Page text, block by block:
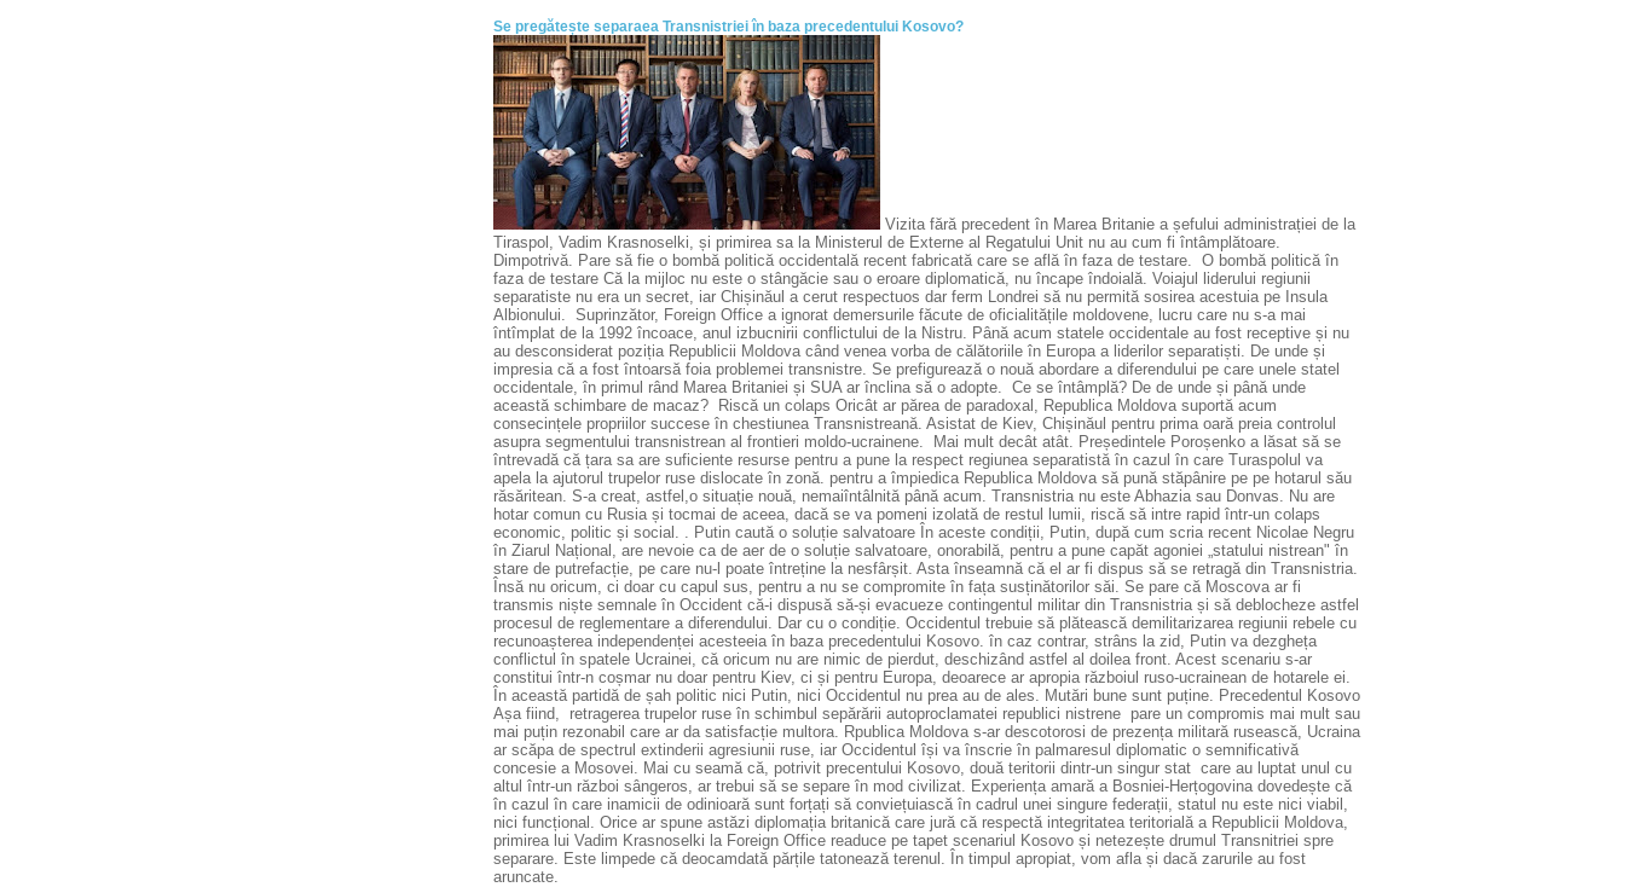
Se pregătește separaea Transnistriei în baza precedentului Kosovo?
Vizita fără precedent în Marea Britanie a șefului administrației de la
Tiraspol, Vadim Krasnoselki, și primirea sa la Ministerul de Externe al Regatului Unit nu au cum fi întâmplătoare.
Dimpotrivă. Pare să fie o bombă politică occidentală recent fabricată care se află în faza de testare. O bombă politică în
faza de testare Că la mijloc nu este o stângăcie sau o eroare diplomatică, nu încape îndoială. Voiajul liderului regiunii
separatiste nu era un secret, iar Chișinăul a cerut respectuos dar ferm Londrei să nu permită sosirea acestuia pe Insula
Albionului. Suprinzător, Foreign Office a ignorat demersurile făcute de oficialitățile moldovene, lucru care nu s-a mai
întîmplat de la 1992 încoace, anul izbucnirii conflictului de la Nistru. Până acum statele occidentale au fost receptive și nu
au desconsiderat poziția Republicii Moldova când venea vorba de călătoriile în Europa a liderilor separatiști. De unde și
impresia că a fost întoarsă foia problemei transnistre. Se prefigurează o nouă abordare a diferendului pe care unele statel
occidentale, în primul rând Marea Britaniei și SUA ar înclina să o adopte. Ce se întâmplă? De de unde și până unde
această schimbare de macaz? Riscă un colaps Oricât ar părea de paradoxal, Republica Moldova suportă acum
consecințele propriilor succese în chestiunea Transnistreană. Asistat de Kiev, Chișinăul pentru prima oară preia controlul
asupra segmentului transnistrean al frontieri moldo-ucrainene. Mai mult decât atât. Președintele Poroșenko a lăsat să se
întrevadă că țara sa are suficiente resurse pentru a pune la respect regiunea separatistă în cazul în care Turaspolul va
apela la ajutorul trupelor ruse dislocate în zonă. pentru a împiedica Republica Moldova să pună stăpânire pe pe hotarul său
răsăritean. S-a creat, astfel,o situație nouă, nemaiîntâlnită până acum. Transnistria nu este Abhazia sau Donvas. Nu are
hotar comun cu Rusia și tocmai de aceea, dacă se va pomeni izolată de restul lumii, riscă să intre rapid într-un colaps
economic, politic și social. . Putin caută o soluție salvatoare În aceste condiții, Putin, după cum scria recent Nicolae Negru
în Ziarul Național, are nevoie ca de aer de o soluție salvatoare, onorabilă, pentru a pune capăt agoniei „statului nistrean" în
stare de putrefacție, pe care nu-l poate întreține la nesfârșit. Asta înseamnă că el ar fi dispus să se retragă din Transnistria.
Însă nu oricum, ci doar cu capul sus, pentru a nu se compromite în fața susținătorilor săi. Se pare că Moscova ar fi
transmis niște semnale în Occident că-i dispusă să-și evacueze contingentul militar din Transnistria și să deblocheze astfel
procesul de reglementare a diferendului. Dar cu o condiție. Occidentul trebuie să plătească demilitarizarea regiunii rebele cu
recunoașterea independenței acesteeia în baza precedentului Kosovo. în caz contrar, strâns la zid, Putin va dezgheța
conflictul în spatele Ucrainei, că oricum nu are nimic de pierdut, deschizând astfel al doilea front. Acest scenariu s-ar
constitui într-n coșmar nu doar pentru Kiev, ci și pentru Europa, deoarece ar apropia războiul ruso-ucrainean de hotarele ei.
În această partidă de șah politic nici Putin, nici Occidentul nu prea au de ales. Mutări bune sunt puține. Precedentul Kosovo
Așa fiind, retragerea trupelor ruse în schimbul sepărării autoproclamatei republici nistrene pare un compromis mai mult sau
mai puțin rezonabil care ar da satisfacție multora. Rpublica Moldova s-ar descotorosi de prezența militară rusească, Ucraina
ar scăpa de spectrul extinderii agresiunii ruse, iar Occidentul își va înscrie în palmaresul diplomatic o semnificativă
concesie a Mosovei. Mai cu seamă că, potrivit precentului Kosovo, două teritorii dintr-un singur stat care au luptat unul cu
altul într-un război sângeros, ar trebui să se separe în mod civilizat. Experiența amară a Bosniei-Herțogovina dovedește că
în cazul în care inamicii de odinioară sunt forțați să conviețuiască în cadrul unei singure federații, statul nu este nici viabil,
nici funcțional. Orice ar spune astăzi diplomația britanică care jură că respectă integritatea teritorială a Republicii Moldova,
primirea lui Vadim Krasnoselki la Foreign Office readuce pe tapet scenariul Kosovo și netezește drumul Transnitriei spre
separare. Este limpede că deocamdată părțile tatonează terenul. În timpul apropiat, vom afla și dacă zarurile au fost
aruncate.